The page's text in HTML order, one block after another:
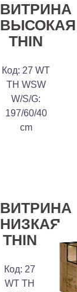
ВИТРИНА
ВЫСОКАЯ
THIN
Код: 27 WT
TH WSW
W/S/G:
197/60/40
cm
ВИТРИНА
НИЗКАЯ
THIN
Код: 27
WT TH